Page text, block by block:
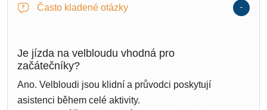
Často kladené otázky
Je jízda na velbloudu vhodná pro
začátečníky?
Ano. Velbloudi jsou klidní a průvodci poskytují
asistenci během celé aktivity.